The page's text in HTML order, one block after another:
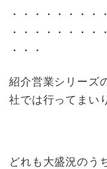
・・・・・・・・
・・・・・・・・
・・・
紹介営業シリーズ
社では行ってまい
どれも大盛況のう